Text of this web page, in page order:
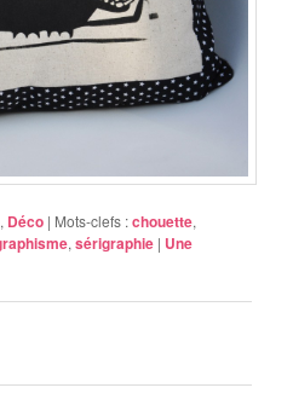
, Déco | Mots-clefs :chouette,
,sérigraphie | Une